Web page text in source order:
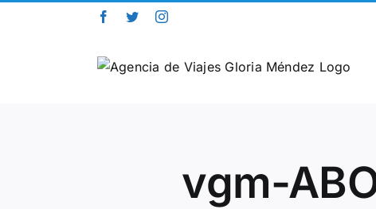
Facebook
TwitterInstagram
vgm-